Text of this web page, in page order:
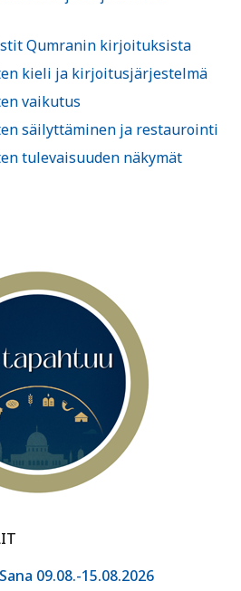
Qumranin kirjoituksista
kieli ja kirjoitusjärjestelmä
vaikutus
säilyttäminen ja restaurointi
tulevaisuuden näkymät
09.08.-15.08.2026